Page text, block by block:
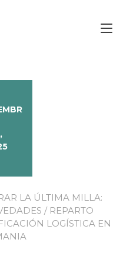
LA ÚLTIMA MILLA:
/ REPARTO
LOGÍSTICA EN